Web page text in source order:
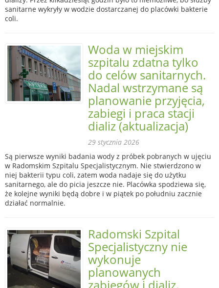
sanitarne wykryły w wodzie dostarczanej do placówki bakterie
coli.
Woda w miejskim
szpitalu zdatna tylko
do celów sanitarnych.
Nadal wstrzymane są
planowanie przyjęcia,
zabiegi i praca stacji
dializ (aktualizacja)
29 stycznia 2026
Są pierwsze wyniki badania wody z próbek pobranych w ujęciu
w Radomskim Szpitalu Specjalistycznym. Nie stwierdzono w
niej bakterii typu coli, zatem woda nadaje się do użytku
sanitarnego, ale do picia jeszcze nie. Placówka spodziewa się,
że kolejne wyniki będą dobre i w piątek po południu zacznie
działać normalnie.
Radomski Szpital
Specjalistyczny nie
wykonuje
planowanych